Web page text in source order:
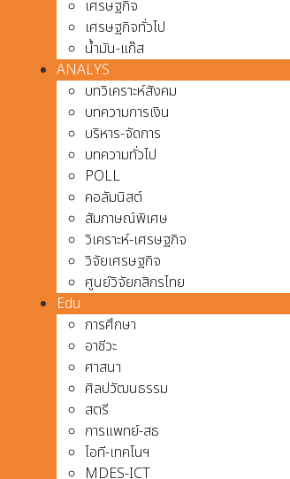
เศรษฐกิจ
เศรษฐกิจทั่วไป
น้ำมัน-แก๊ส
ANALYS
บทวิเคราะห์สังคม
บทความการเงิน
บริหาร-จัดการ
บทความทั่วไป
POLL
คอลัมนิสต์
สัมภาษณ์พิเศษ
วิเคราะห์-เศรษฐกิจ
วิจัยเศรษฐกิจ
ศูนย์วิจัยกสิกรไทย
Edu
การศึกษา
อาชีวะ
ศาสนา
ศิลปวัฒนธรรม
สตรี
การแพทย์-สธ
ไอที-เทคโนฯ
MDES-ICT